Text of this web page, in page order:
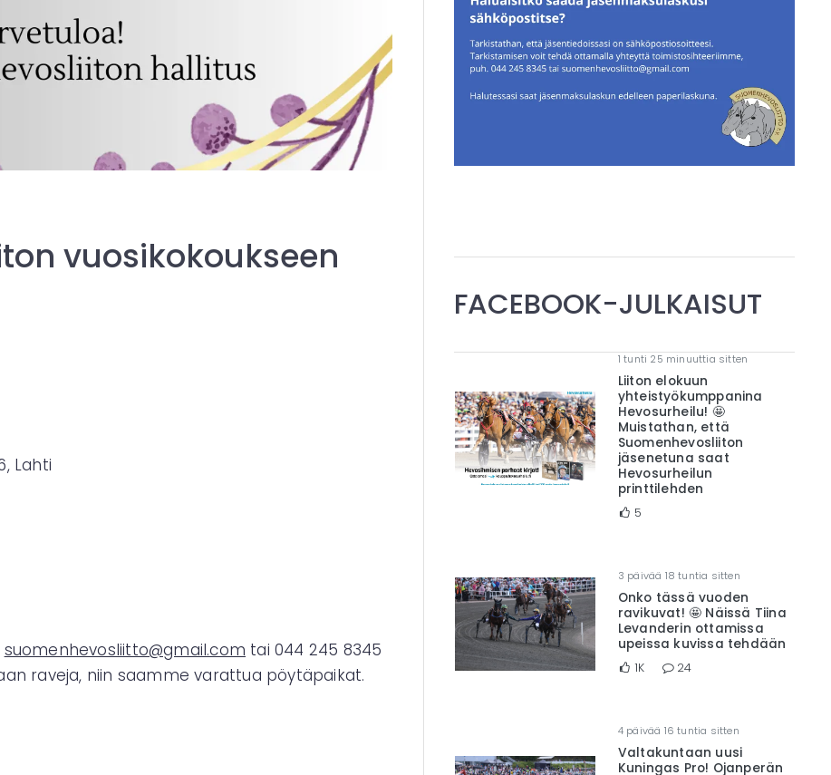
vuosikokoukseen
Lahti
suomenhevosliitto@gmail.com tai 044 245 8345
raveja, niin saamme varattua pöytäpaikat.
FACEBOOK-JULKAISUT
1 tunti 25 minuuttia sitten
Liiton elokuun
yhteistyökumppanina
Hevosurheilu! 🤩
Muistathan, että
Suomenhevosliiton
jäsenetuna saat
Hevosurheilun
printtilehden
5
3 päivää 18 tuntia sitten
Onko tässä vuoden
ravikuvat! 🤩 Näissä Tiina
Levanderin ottamissa
upeissa kuvissa tehdään
1K 24
4 päivää 16 tuntia sitten
Valtakuntaan uusi
Kuningas Pro! Ojanperän